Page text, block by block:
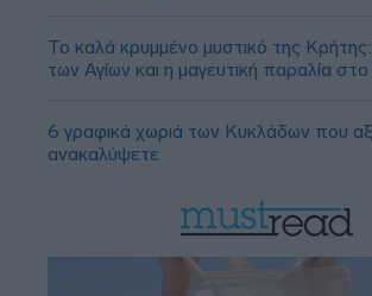
Το καλά κρυμμένο μυστικό της
των Αγίων και η μαγευτική παραλία στο
6 γραφικά χωριά των Κυκλάδων που
ανακαλύψετε